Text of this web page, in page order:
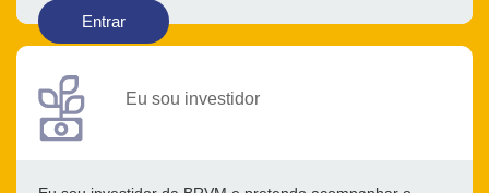
Entrar
Eu sou investidor